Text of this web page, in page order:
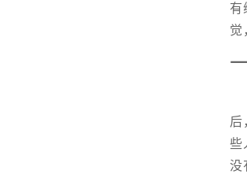
有
觉
后
些
没